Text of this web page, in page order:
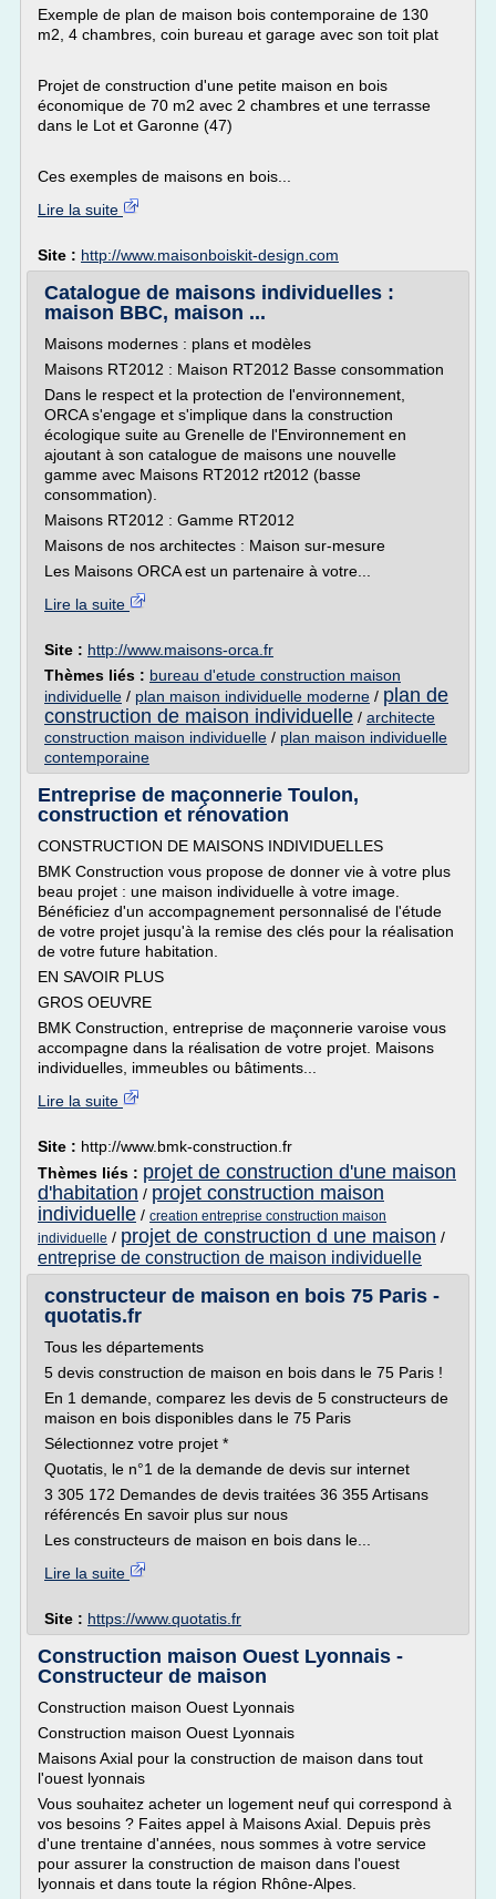
Exemple de plan de maison bois contemporaine de 130
m2, 4 chambres, coin bureau et garage avec son toit plat
Projet de construction d'une petite maison en bois
économique de 70 m2 avec 2 chambres et une terrasse
dans le Lot et Garonne (47)
Ces exemples de maisons en bois...
Lire la suite
Site : http://www.maisonboiskit-design.com
Catalogue de maisons individuelles :
maison BBC, maison ...
Maisons modernes : plans et modèles
Maisons RT2012 : Maison RT2012 Basse consommation
Dans le respect et la protection de l'environnement,
ORCA s'engage et s'implique dans la construction
écologique suite au Grenelle de l'Environnement en
ajoutant à son catalogue de maisons une nouvelle
gamme avec Maisons RT2012 rt2012 (basse
consommation).
Maisons RT2012 : Gamme RT2012
Maisons de nos architectes : Maison sur-mesure
Les Maisons ORCA est un partenaire à votre...
Lire la suite
Site : http://www.maisons-orca.fr
Thèmes liés : bureau d'etude construction maison
individuelle / plan maison individuelle moderne / plan de
construction de maison individuelle / architecte
construction maison individuelle / plan maison individuelle
contemporaine
Entreprise de maçonnerie Toulon,
construction et rénovation
CONSTRUCTION DE MAISONS INDIVIDUELLES
BMK Construction vous propose de donner vie à votre plus
beau projet : une maison individuelle à votre image.
Bénéficiez d'un accompagnement personnalisé de l'étude
de votre projet jusqu'à la remise des clés pour la réalisation
de votre future habitation.
EN SAVOIR PLUS
GROS OEUVRE
BMK Construction, entreprise de maçonnerie varoise vous
accompagne dans la réalisation de votre projet. Maisons
individuelles, immeubles ou bâtiments...
Lire la suite
Site : http://www.bmk-construction.fr
Thèmes liés : projet de construction d'une maison
d'habitation / projet construction maison
individuelle / creation entreprise construction maison
individuelle / projet de construction d une maison /
entreprise de construction de maison individuelle
constructeur de maison en bois 75 Paris -
quotatis.fr
Tous les départements
5 devis construction de maison en bois dans le 75 Paris !
En 1 demande, comparez les devis de 5 constructeurs de
maison en bois disponibles dans le 75 Paris
Sélectionnez votre projet *
Quotatis, le n°1 de la demande de devis sur internet
3 305 172 Demandes de devis traitées 36 355 Artisans
référencés En savoir plus sur nous
Les constructeurs de maison en bois dans le...
Lire la suite
Site : https://www.quotatis.fr
Construction maison Ouest Lyonnais -
Constructeur de maison
Construction maison Ouest Lyonnais
Construction maison Ouest Lyonnais
Maisons Axial pour la construction de maison dans tout
l'ouest lyonnais
Vous souhaitez acheter un logement neuf qui correspond à
vos besoins ? Faites appel à Maisons Axial. Depuis près
d'une trentaine d'années, nous sommes à votre service
pour assurer la construction de maison dans l'ouest
lyonnais et dans toute la région Rhône-Alpes.